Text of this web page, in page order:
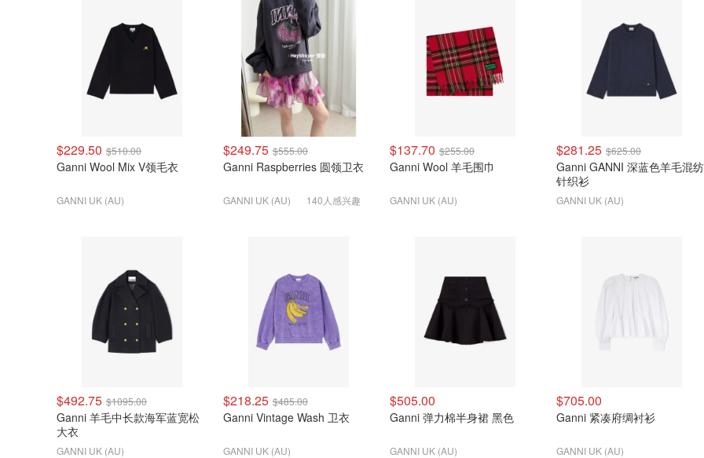
$229.50 $510.00
Ganni Wool Mix V领毛衣
GANNI UK (AU)
$249.75 $555.00
Ganni Raspberries 圆领卫衣
GANNI UK (AU) 140人感兴趣
$137.70 $255.00
Ganni Wool 羊毛围巾
GANNI UK (AU)
$281.25 $625.00
Ganni GANNI 深蓝色羊毛混纺
针织衫
GANNI UK (AU)
$492.75 $1095.00
Ganni 羊毛中长款海军蓝宽松
大衣
GANNI UK (AU)
$218.25 $485.00
Ganni Vintage Wash 卫衣
GANNI UK (AU)
$505.00
Ganni 弹力棉半身裙 黑色
GANNI UK (AU)
$705.00
Ganni 紧凑府绸衬衫
GANNI UK (AU)